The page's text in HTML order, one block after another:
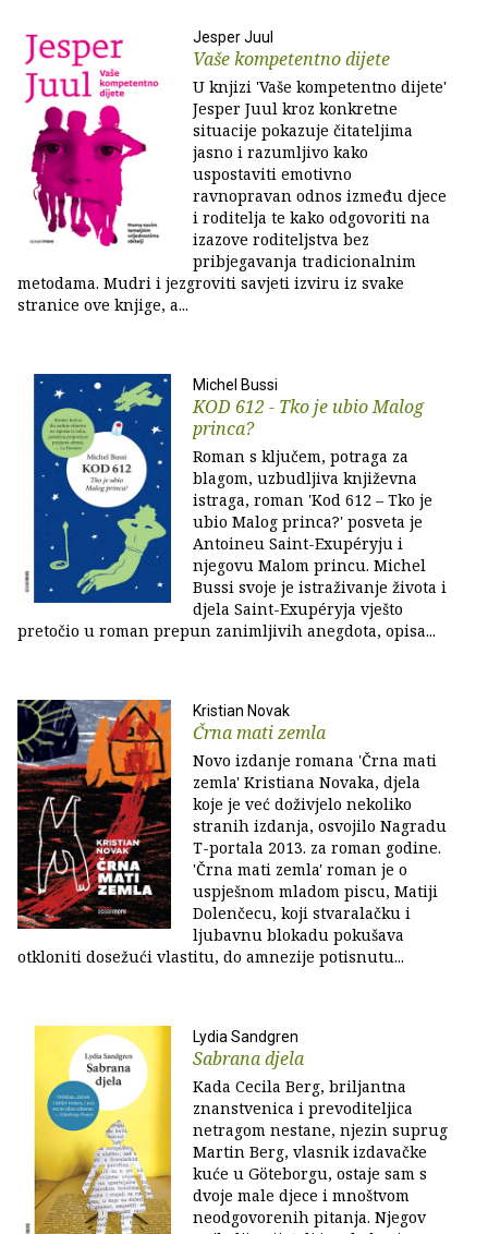
Jesper Juul
Vaše kompetentno dijete
U knjizi 'Vaše kompetentno dijete'
Jesper Juul kroz konkretne
situacije pokazuje čitateljima
jasno i razumljivo kako
uspostaviti emotivno
ravnopravan odnos između djece
i roditelja te kako odgovoriti na
izazove roditeljstva bez
pribjegavanja tradicionalnim
metodama. Mudri i jezgroviti savjeti izviru iz svake
stranice ove knjige, a...
Michel Bussi
KOD 612 - Tko je ubio Malog
princa?
Roman s ključem, potraga za
blagom, uzbudljiva književna
istraga, roman 'Kod 612 – Tko je
ubio Malog princa?' posveta je
Antoineu Saint-Exupéryju i
njegovu Malom princu. Michel
Bussi svoje je istraživanje života i
djela Saint-Exupéryja vješto
pretočio u roman prepun zanimljivih anegdota, opisa...
Kristian Novak
Črna mati zemla
Novo izdanje romana 'Črna mati
zemla' Kristiana Novaka, djela
koje je već doživjelo nekoliko
stranih izdanja, osvojilo Nagradu
T-portala 2013. za roman godine.
'Črna mati zemla' roman je o
uspješnom mladom piscu, Matiji
Dolenčecu, koji stvaralačku i
ljubavnu blokadu pokušava
otkloniti dosežući vlastitu, do amnezije potisnutu...
Lydia Sandgren
Sabrana djela
Kada Cecila Berg, briljantna
znanstvenica i prevoditeljica
netragom nestane, njezin suprug
Martin Berg, vlasnik izdavačke
kuće u Göteborgu, ostaje sam s
dvoje male djece i mnoštvom
neodgovorenih pitanja. Njegov